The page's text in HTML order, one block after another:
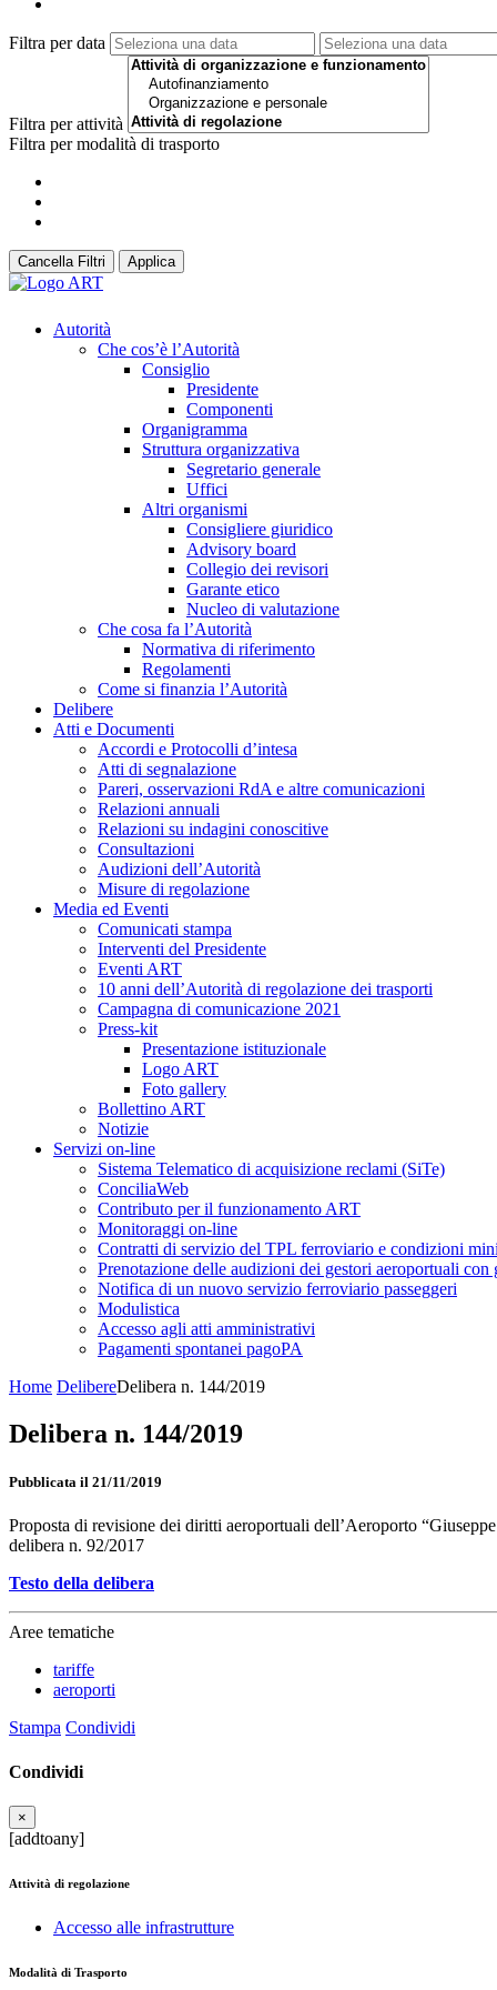
Filtra per data
Filtra per attività
Filtra per modalità di trasporto
Cancella Filtri Applica
Autorità
Che cos’è l’Autorità
Consiglio
Presidente
Componenti
Organigramma
Struttura organizzativa
Segretario generale
Uffici
Altri organismi
Consigliere giuridico
Advisory board
Collegio dei revisori
Garante etico
Nucleo di valutazione
Che cosa fa l’Autorità
Normativa di riferimento
Regolamenti
Come si finanzia l’Autorità
Delibere
Atti e Documenti
Accordi e Protocolli d’intesa
Atti di segnalazione
Pareri, osservazioni RdA e altre comunicazioni
Relazioni annuali
Relazioni su indagini conoscitive
Consultazioni
Audizioni dell’Autorità
Misure di regolazione
Media ed Eventi
Comunicati stampa
Interventi del Presidente
Eventi ART
10 anni dell’Autorità di regolazione dei trasporti
Campagna di comunicazione 2021
Press-kit
Presentazione istituzionale
Logo ART
Foto gallery
Bollettino ART
Notizie
Servizi on-line
Sistema Telematico di acquisizione reclami (SiTe)
ConciliaWeb
Contributo per il funzionamento ART
Monitoraggi on-line
Contratti di servizio del TPL ferroviario e condizioni
Prenotazione delle audizioni dei gestori aeroportuali con
Notifica di un nuovo servizio ferroviario passeggeri
Modulistica
Accesso agli atti amministrativi
Pagamenti spontanei pagoPA
Home DelibereDelibera n. 144/2019
Delibera n. 144/2019
Pubblicata il 21/11/2019
Proposta di revisione dei diritti aeroportuali dell’Aeroporto
delibera n. 92/2017
Testo della delibera
Aree tematiche
tariffe
aeroporti
Stampa Condividi
Condividi
×
[addtoany]
Attività di regolazione
Accesso alle infrastrutture
Modalità di Trasporto